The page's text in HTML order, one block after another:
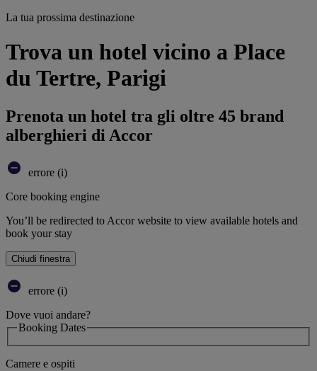
La tua prossima destinazione
Trova un hotel vicino a Place
du Tertre, Parigi
Prenota un hotel tra gli oltre 45 brand
alberghieri di Accor
errore (i)
Core booking engine
You’ll be redirected to Accor website to view available hotels and
book your stay
Chiudi finestra
errore (i)
Dove vuoi andare?
Booking Dates
Camere e ospiti